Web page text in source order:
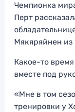
Чемпионка
Перт
Мякяряйнен
Какое-то
вместе под
«Мне в том
тренировки у